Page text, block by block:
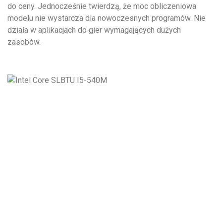
do ceny. Jednocześnie twierdzą, że moc obliczeniowa
modelu nie wystarcza dla nowoczesnych programów. Nie
działa w aplikacjach do gier wymagających dużych
zasobów.